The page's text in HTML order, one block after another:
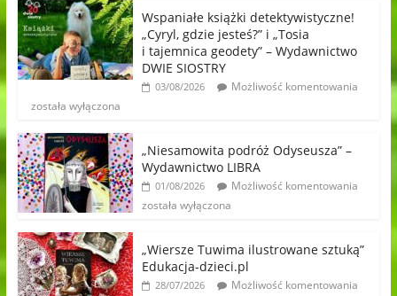
Wspaniałe książki detektywistyczne!
„Cyryl, gdzie jesteś?” i „Tosia
i tajemnica geodety” – Wydawnictwo
DWIE SIOSTRY
03/08/2026
Możliwość komentowania
została wyłączona
„Niesamowita podróż Odyseusza” –
Wydawnictwo LIBRA
01/08/2026
Możliwość komentowania
została wyłączona
„Wiersze Tuwima ilustrowane sztuką”
Edukacja-dzieci.pl
28/07/2026
Możliwość komentowania